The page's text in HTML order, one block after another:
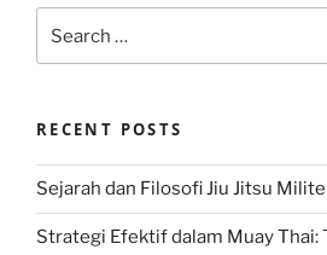
for:
RECENT POSTS
Sejarah dan Filosofi Jiu Jitsu
Strategi Efektif dalam Muay Thai: